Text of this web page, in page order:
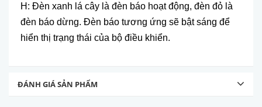
H: Đèn xanh lá cây là đèn báo hoạt động, đèn đỏ l à
đèn báo dừng. Đèn báo tương ứng sẽ bật sáng để
hiển thị trạng thái của bộ điều khiển.
ĐÁNH GIÁ SẢN PHẨM